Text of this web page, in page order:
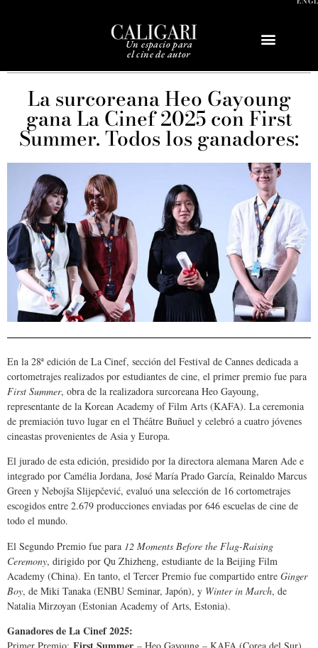
Un espacio para
el cine de autor
La surcoreana Heo Gayoung
gana La Cinef 2025 con First
Summer. Todos los ganadores:
En la 28ª edición de La Cinef, sección del Festival de Cannes dedicada a
cortometrajes realizados por estudiantes de cine, el primer premio fue para
First Summer, obra de la realizadora surcoreana Heo Gayoung,
representante de la Korean Academy of Film Arts (KAFA). La ceremonia
de premiación tuvo lugar en el Théâtre Buñuel y celebró a cuatro jóvenes
cineastas provenientes de Asia y Europa.
El jurado de esta edición, presidido por la directora alemana Maren Ade e
integrado por Camélia Jordana, José María Prado García, Reinaldo Marcus
Green y Nebojša Slijepčević, evaluó una selección de 16 cortometrajes
escogidos entre 2.679 producciones enviadas por 646 escuelas de cine de
todo el mundo.
El Segundo Premio fue para 12 Moments Before the Flag-Raising
Ceremony, dirigido por Qu Zhizheng, estudiante de la Beijing Film
Academy (China). En tanto, el Tercer Premio fue compartido entre Ginger
Boy, de Miki Tanaka (ENBU Seminar, Japón), y Winter in March, de
Natalia Mirzoyan (Estonian Academy of Arts, Estonia).
Ganadores de La Cinef 2025: